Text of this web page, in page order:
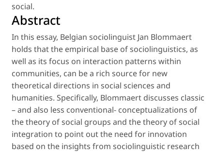
social.
Abstract
In this essay, Belgian sociolinguist Jan Blommaert
holds that the empirical base of sociolinguistics, as
well as its focus on interaction patterns within
communities, can be a rich source for new
theoretical directions in social sciences and
humanities. Specifically, Blommaert discusses classic
– and also less conventional- conceptualizations of
the theory of social groups and the theory of social
integration to point out the need for innovation
based on the insights from sociolinguistic research